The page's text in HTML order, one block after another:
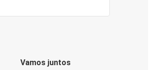
Vamos juntos